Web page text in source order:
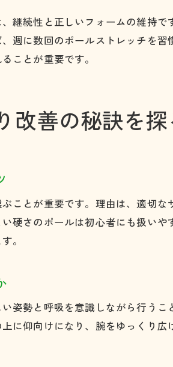
ストレッチが肩こりに与える影響と
こりと菱形筋ストレッチの関係性
形筋ストレッチで肩こりを根本から
ポールで実践する菱形筋ストレッチの
こり予防に効く正しい姿勢とポール
トレッチポールが肩こり予防に果
常生活でできる肩こり予防ストレ
勢改善で肩こりを防ぐポールの使い
こり緩和のための姿勢維持ポイント
リラックスを導く肩こりストレッ
こりと心身のリラックスを両立す
継続性と正しいフォームの維持
週に数回のポールストレッチを
ことが重要です。
改善の秘訣を探
ことが重要です。理由は、適切
硬さのポールは初心者にも扱い
。
姿勢と呼吸を意識しながら行う
に仰向けになり、腕をゆっくり